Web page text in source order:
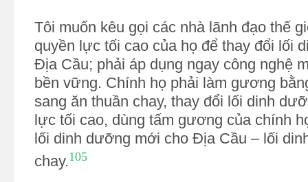
Tôi muốn kêu gọi các nhà lãnh đạo thế
quyền lực tối cao của họ để thay đổi lối
Địa Cầu; phải áp dụng ngay công nghệ
bền vững. Chính họ phải làm gương
sang ăn thuần chay, thay đổi lối dinh
lực tối cao, dùng tấm gương của chính
lối dinh dưỡng mới cho Địa Cầu – lối
chay.105